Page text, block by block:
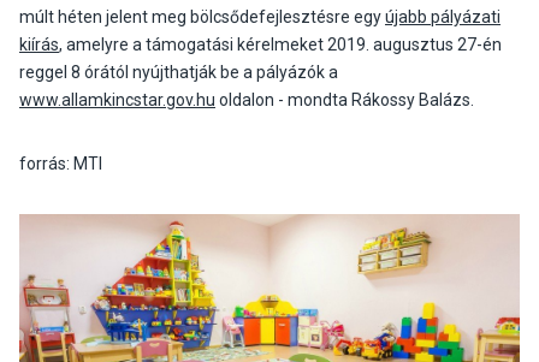
múlt héten jelent meg bölcsődefejlesztésre egyújabb pályázati
kiírás, amelyre a támogatási kérelmeket 2019. augusztus 27-én
reggel 8 órától nyújthatják be a pályázók a
www.allamkincstar.gov.hu oldalon - mondta Rákossy Balázs.
forrás: MTI